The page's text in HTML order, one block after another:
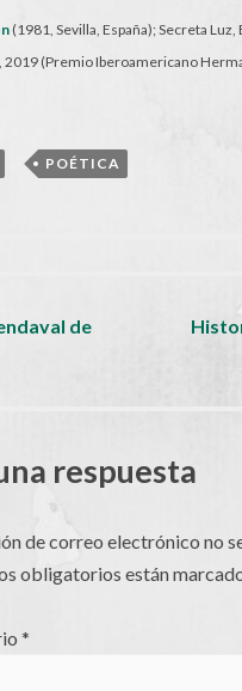
(1981, Sevilla, España); Secreta
2019 (Premio Iberoamericano
, POÉTICA
de
respuesta
de correo electrónico no
obligatorios están
*